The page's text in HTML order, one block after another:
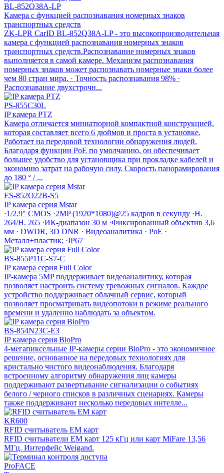
BL-852Q38A-LP
Камера с функцией распознавания номерных знаков
транспортных средств
ZK-LPR CarID BL-852Q38A-LP - это высокопроизводительная
камера с функцией распознавания номерных знаков
транспортных средств.Распознавание номерных знаков
выполняется в самой камере. Механизм распознавания
номерных знаков может распознавать номерные знаки более
чем 80 стран мира. · Точность распознавания 98% ·
Распознавание двухстрочн...
PS-855C30L
IP камера PTZ
Камера отличается миниатюрной компактной конструкцией,
которая составляет всего 6 дюймов и проста в установке.
Работает на передовой технологии обнаружения людей.
Благодаря функции PoE по умолчанию, он обеспечивает
большее удобство для установщика при прокладке кабелей и
экономию затрат на рабочую силу. Скорость панорамирования
до 180 ° / ...
ES-852O22B-S5
IP камера серия Mstar
·1/2.9" CMOS ·2MP (1920*1080)@25 кадров в секунду ·H.
264/H. 265 ·ИК-диапазон 30 м ·Фиксированный объектив 3,6
мм · DWDR, 3D DNR · Видеоаналитика · PoE ·
Металл+пластик; ·IP67
BS-855P11C-S7-C
IP камера серия Full Color
IP-камера 5MP поддерживает видеоаналитику, которая
позволяет настроить систему тревожных сигналов. Каждое
устройство поддерживает облачный сервис, который
позволяет просматривать видеопотоки в режиме реального
времени и удаленно наблюдать за объектом.
BS-854N23C-E3
IP камера серия BioPro
4-мегапиксельные IР-камеры серии BioPro - это экономичное
решение, основанное на передовых технологиях для
кристально чистого видеонаблюдения. Благодаря
встроенному алгоритму обнаружения лиц камеры
поддерживают развертывание сигнализации о событиях
белого / черного списков в различных сценариях. Камеры
также поддерживают несколько передовых интелле...
KR600
RFID считыватель EM карт
RFID считыватели EM карт 125 кГц или карт MiFare 13,56
МГц. Интерфейс Weigand.
ProFACE